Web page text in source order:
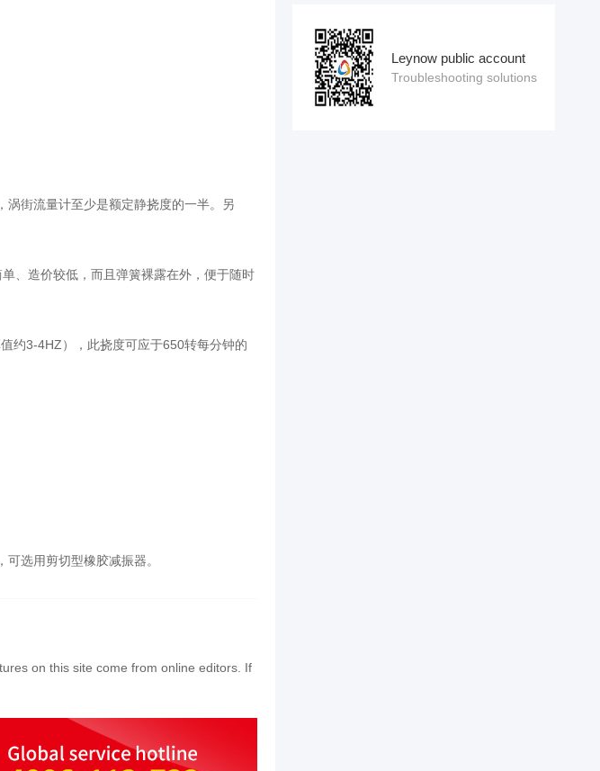
涡街流量计至少是额定静挠度的一半。另
、造价较低，而且弹簧裸露在外，便于随时
约3-4HZ），此挠度可应于650转每分钟的
选用剪切型橡胶减振器。
on this site come from online editors. If
Leynow public account
Troubleshooting solutions